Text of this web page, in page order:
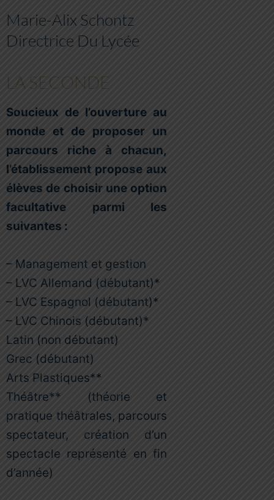
Marie-Alix Schontz
Directrice Du Lycée
LA SECONDE
Soucieux de l’ouverture au
monde et de proposer un
parcours riche à chacun,
l’établissement propose aux
élèves de choisir une option
facultative parmi les
suivantes :
– Management et gestion
– LVC Allemand (débutant)*
– LVC Espagnol (débutant)*
– LVC Chinois (débutant)*
Latin (non débutant)
Grec (débutant)
Arts Plastiques**
Théâtre** (théorie et
pratique théâtrales, parcours
spectateur, création d’un
spectacle représenté en fin
d’année)